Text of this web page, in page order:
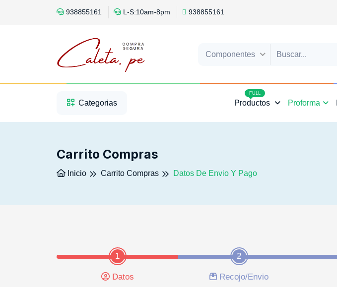
938855161 L-S:10am-8pm 938855161
Componentes
Categorias
Productos
FULL
Proforma
Carrito Compras
Inicio Carrito Compras Datos De Envio Y Pago
1
Datos
2
Recojo/Envio